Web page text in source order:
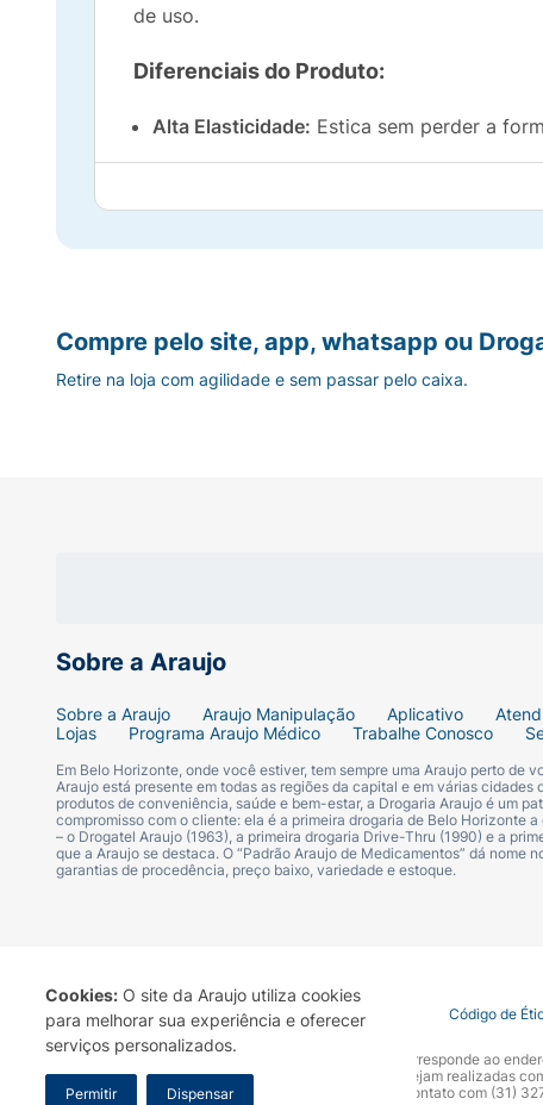
Cookies: O site da Araujo utiliza cookies
para melhorar sua experiência e oferecer
serviços personalizados.
Permitir Dispensar
de uso.
Diferenciais do Produto:
Alta Elasticidade: Estica sem perder a
Perfeito para uso pessoal,
Cor preta que combina
Sobre a Araujo
Sobre a Araujo Araujo Manipulação Aplicativo
Lojas
Programa Araujo Médico Trabalhe Conosco
Em Belo Horizonte, onde você estiver, tem sempre uma Araujo perto
Araujo está presente em todas as regiões da capital e em várias
produtos de conveniência, saúde e bem-estar, a Drogaria Araujo é um
compromisso com o cliente: ela é a primeira drogaria de Belo Horizonte
– o Drogatel Araujo (1963), a primeira drogaria Drive-Thru (1990) e a
que a Araujo se destaca. O “Padrão Araujo de Medicamentos” dá
garantias de procedência, preço baixo, variedade e estoque.
Compre pelo site, app, whatsapp ou
Retire na loja com agilidade e sem passar pelo caixa.
Termo de Uso Portal da Privacidade Covid-19 Código de
A Drogaria Araujo S/A informa que o seu site oficial corresponde ao
marca. Para sua segurança recomendamos que não sejam realizadas
Araujo S.A. Em caso de dúvidas, gentileza entrar em contato com (31)